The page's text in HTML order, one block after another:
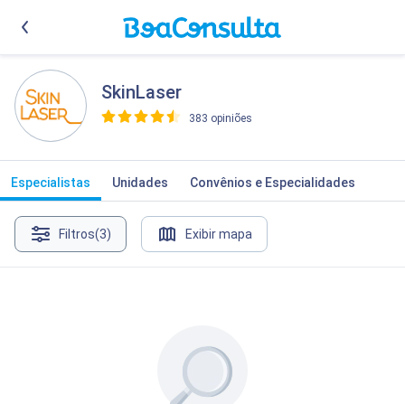
SkinLaser
383 opiniões
Especialistas Unidades Convênios e Especialidades
Filtros(3) Exibir mapa